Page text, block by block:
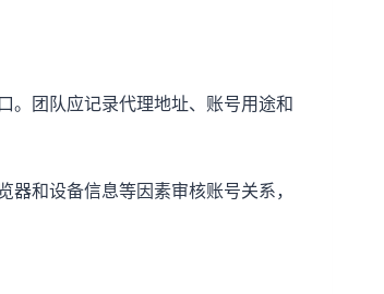
。团队应记录代理地址、账号用途和
和设备信息等因素审核账号关系，